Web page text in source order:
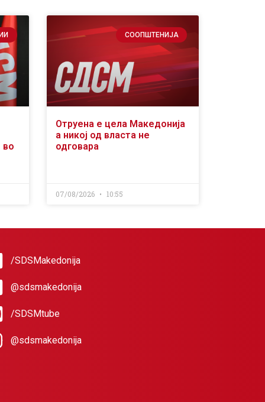
во
СООПШТЕНИЈА
Отруена е цела Македонија
а никој од власта не
одговара
07/08/2026 10:55
/SDSMakedonija
@sdsmakedonija
/SDSMtube
@sdsmakedonija